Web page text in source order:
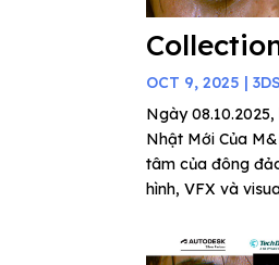
OCT 9, 2025 |
Ngày
Nhật Mới Của
tâm của đông
hình, VFX và